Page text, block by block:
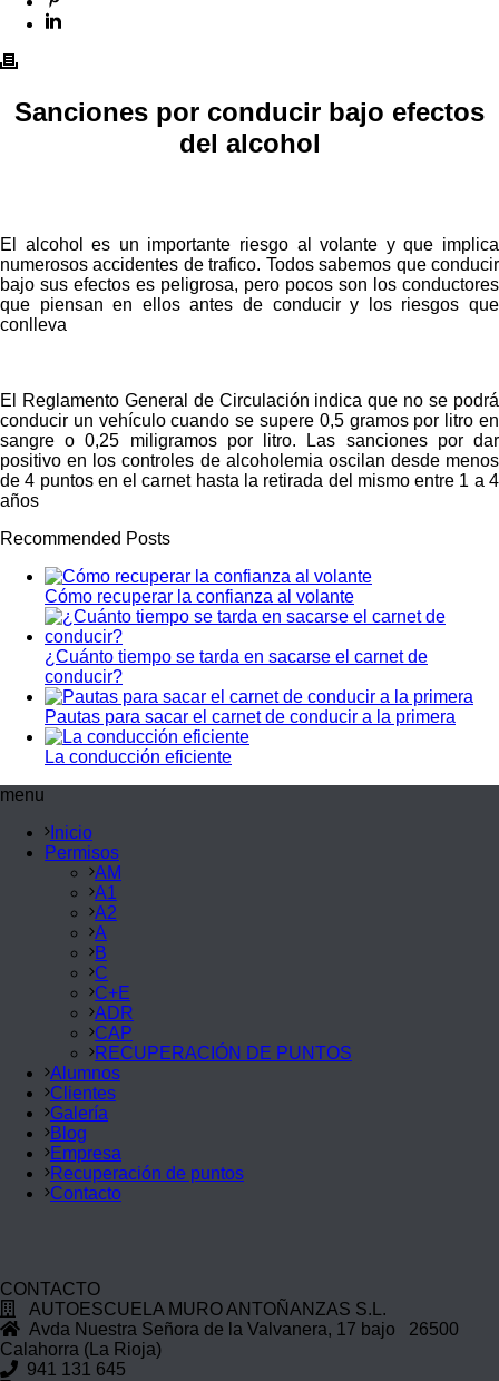
Sanciones por conducir bajo efectos
del alcohol
El alcohol es un importante riesgo al volante y que implica
numerosos accidentes de trafico. Todos sabemos que conducir
bajo sus efectos es peligrosa, pero pocos son los conductores
que piensan en ellos antes de conducir y los riesgos que
conlleva
El Reglamento General de Circulación indica que no se podrá
conducir un vehículo cuando se supere 0,5 gramos por litro en
sangre o 0,25 miligramos por litro. Las sanciones por dar
positivo en los controles de alcoholemia oscilan desde menos
de 4 puntos en el carnet hasta la retirada del mismo entre 1 a 4
años
Recommended Posts
Cómo recuperar la confianza al volante
¿Cuánto tiempo se tarda en sacarse el carnet de
conducir?
Pautas para sacar el carnet de conducir a la primera
La conducción eficiente
menu
Inicio
Permisos
AM
A1
A2
A
B
C
C+E
ADR
CAP
RECUPERACIÓN DE PUNTOS
Alumnos
Clientes
Galería
Blog
Empresa
Recuperación de puntos
Contacto
CONTACTO
AUTOESCUELA MURO ANTOÑANZAS S.L.
Avda Nuestra Señora de la Valvanera, 17 bajo 26500
Calahorra (La Rioja)
941 131 645